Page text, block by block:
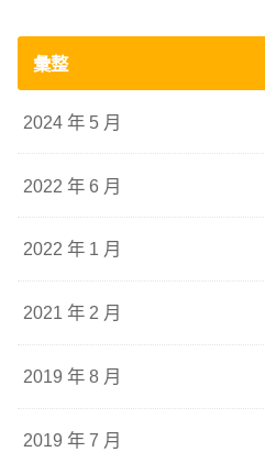
彙整
2024 年 5 月
2022 年 6 月
2022 年 1 月
2021 年 2 月
2019 年 8 月
2019 年 7 月